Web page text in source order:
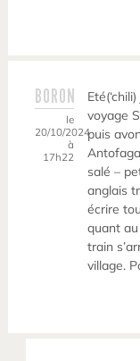
BORON
le
20/10/2024
à
17h22
voyage
puis
salé –
anglais
écrire
quant
train
village.